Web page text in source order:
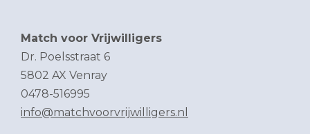
Match voor Vrijwilligers
Dr. Poelsstraat 6
5802 AX Venray
0478-516995
info@matchvoorvrijwilligers.nl